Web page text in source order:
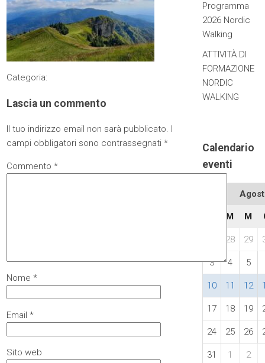
Categoria:
Lascia un commento
Il tuo indirizzo email non sarà pubblicato. I
campi obbligatori sono contrassegnati*
Commento*
Nome*
Email*
Sito web
Programma
2026 Nordic
Walking
ATTIVITÀ DI
FORMAZIONE
NORDIC
WALKING
Calendario
eventi
M M
28 29
3 4 5
10 11 12
17 18 19
24 25 26
31 1 2